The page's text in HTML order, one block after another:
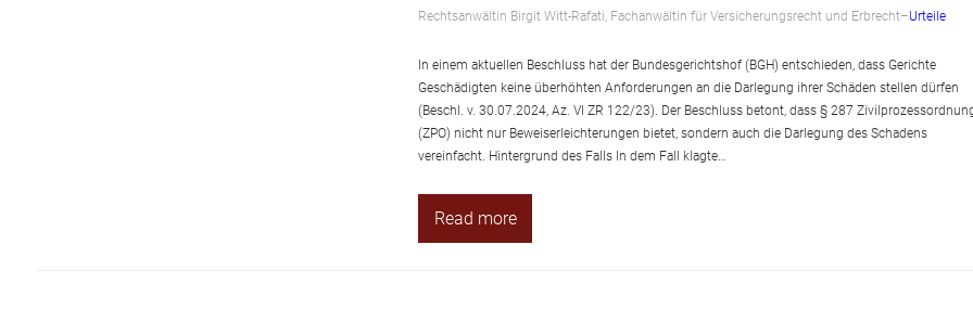
Rechtsanwältin Birgit Witt-Rafati, Fachanwältin für Versicherungsrecht und Erbrecht–Urteile
In einem aktuellen Beschluss hat der Bundesgerichtshof (BGH) entschieden, dass Gerichte
Geschädigten keine überhöhten Anforderungen an die Darlegung ihrer Schäden stellen dürfen
(Beschl. v. 30.07.2024, Az. VI ZR 122/23). Der Beschluss betont, dass § 287
(ZPO) nicht nur Beweiserleichterungen bietet, sondern auch die Darlegung des Schadens
vereinfacht. Hintergrund des Falls In dem Fall klagte…
Read more